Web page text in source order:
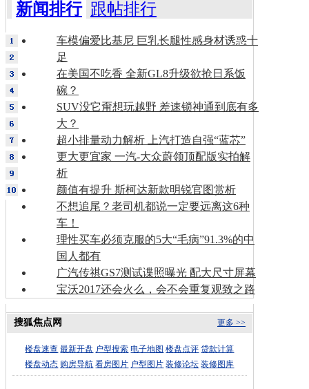
新闻排行 跟帖排行
车模偏爱比基尼 巨乳长腿性感身材诱惑十
足
在美国不吃香 全新GL8升级欲抢日系饭
碗？
SUV没它甭想玩越野 差速锁神通到底有多
大？
超小排量动力解析 上汽打造自强“蓝芯”
更大更宜家 一汽-大众蔚领顶配版实拍解
析
颜值有提升 斯柯达新款明锐官图赏析
不想追尾？老司机都说一定要远离这6种
车！
理性买车必须克服的5大“毛病”91.3%的中
国人都有
广汽传祺GS7测试谍照曝光 配大尺寸屏幕
宝沃2017还会火么，会不会重复观致之路
更多 >>
搜狐焦点网
楼盘速查 最新开盘 户型搜索 电子地图 楼盘点评 贷款计算
楼盘动态 购房导航 看房图片 户型图片 装修论坛 装修图库